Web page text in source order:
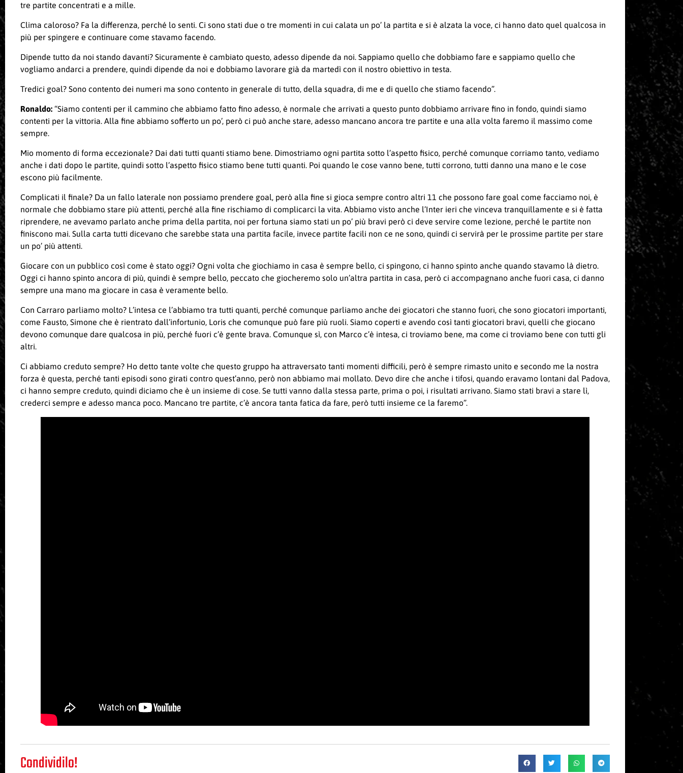
tre partite concentrati e a mille.
Clima caloroso? Fa la differenza, perché lo senti. Ci sono stati due o tre momenti in cui calata un po’ la partita e si è alzata la voce, ci hanno dato quel qualcosa in
più per spingere e continuare come stavamo facendo.
Dipende tutto da noi stando davanti? Sicuramente è cambiato questo, adesso dipende da noi. Sappiamo quello che dobbiamo fare e sappiamo quello che
vogliamo andarci a prendere, quindi dipende da noi e dobbiamo lavorare già da martedì con il nostro obiettivo in testa.
Tredici goal? Sono contento dei numeri ma sono contento in generale di tutto, della squadra, di me e di quello che stiamo facendo”.
Ronaldo: “Siamo contenti per il cammino che abbiamo fatto fino adesso, è normale che arrivati a questo punto dobbiamo arrivare fino in fondo, quindi siamo
contenti per la vittoria. Alla fine abbiamo sofferto un po’, però ci può anche stare, adesso mancano ancora tre partite e una alla volta faremo il massimo come
sempre.
Mio momento di forma eccezionale? Dai dati tutti quanti stiamo bene. Dimostriamo ogni partita sotto l’aspetto fisico, perché comunque corriamo tanto, vediamo
anche i dati dopo le partite, quindi sotto l’aspetto fisico stiamo bene tutti quanti. Poi quando le cose vanno bene, tutti corrono, tutti danno una mano e le cose
escono più facilmente.
Complicati il finale? Da un fallo laterale non possiamo prendere goal, però alla fine si gioca sempre contro altri 11 che possono fare goal come facciamo noi, è
normale che dobbiamo stare più attenti, perché alla fine rischiamo di complicarci la vita. Abbiamo visto anche l’Inter ieri che vinceva tranquillamente e si è fatta
riprendere, ne avevamo parlato anche prima della partita, noi per fortuna siamo stati un po’ più bravi però ci deve servire come lezione, perché le partite non
finiscono mai. Sulla carta tutti dicevano che sarebbe stata una partita facile, invece partite facili non ce ne sono, quindi ci servirà per le prossime partite per stare
un po’ più attenti.
Giocare con un pubblico così come è stato oggi? Ogni volta che giochiamo in casa è sempre bello, ci spingono, ci hanno spinto anche quando stavamo là dietro.
Oggi ci hanno spinto ancora di più, quindi è sempre bello, peccato che giocheremo solo un’altra partita in casa, però ci accompagnano anche fuori casa, ci danno
sempre una mano ma giocare in casa è veramente bello.
Con Carraro parliamo molto? L’intesa ce l’abbiamo tra tutti quanti, perché comunque parliamo anche dei giocatori che stanno fuori, che sono giocatori importanti,
come Fausto, Simone che è rientrato dall’infortunio, Loris che comunque può fare più ruoli. Siamo coperti e avendo così tanti giocatori bravi, quelli che giocano
devono comunque dare qualcosa in più, perché fuori c’è gente brava. Comunque sì, con Marco c’è intesa, ci troviamo bene, ma come ci troviamo bene con tutti gli
altri.
Ci abbiamo creduto sempre? Ho detto tante volte che questo gruppo ha attraversato tanti momenti difficili, però è sempre rimasto unito e secondo me la nostra
forza è questa, perché tanti episodi sono girati contro quest’anno, però non abbiamo mai mollato. Devo dire che anche i tifosi, quando eravamo lontani dal Padova,
ci hanno sempre creduto, quindi diciamo che è un insieme di cose. Se tutti vanno dalla stessa parte, prima o poi, i risultati arrivano. Siamo stati bravi a stare lì,
crederci sempre e adesso manca poco. Mancano tre partite, c’è ancora tanta fatica da fare, però tutti insieme ce la faremo”.
Condividilo!